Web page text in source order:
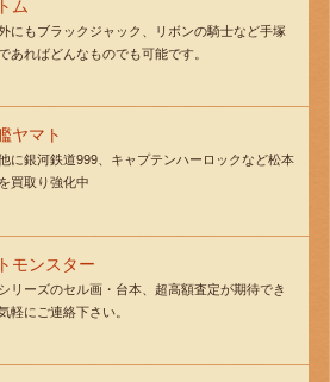
ム
にもブラックジャック、リボンの騎士など手塚
あればどんなものでも可能です。
ヤマト
に銀河鉄道999、キャプテンハーロックなど松本
買取り強化中
モンスター
リーズのセル画・台本、超高額査定が期待でき
軽にご連絡下さい。